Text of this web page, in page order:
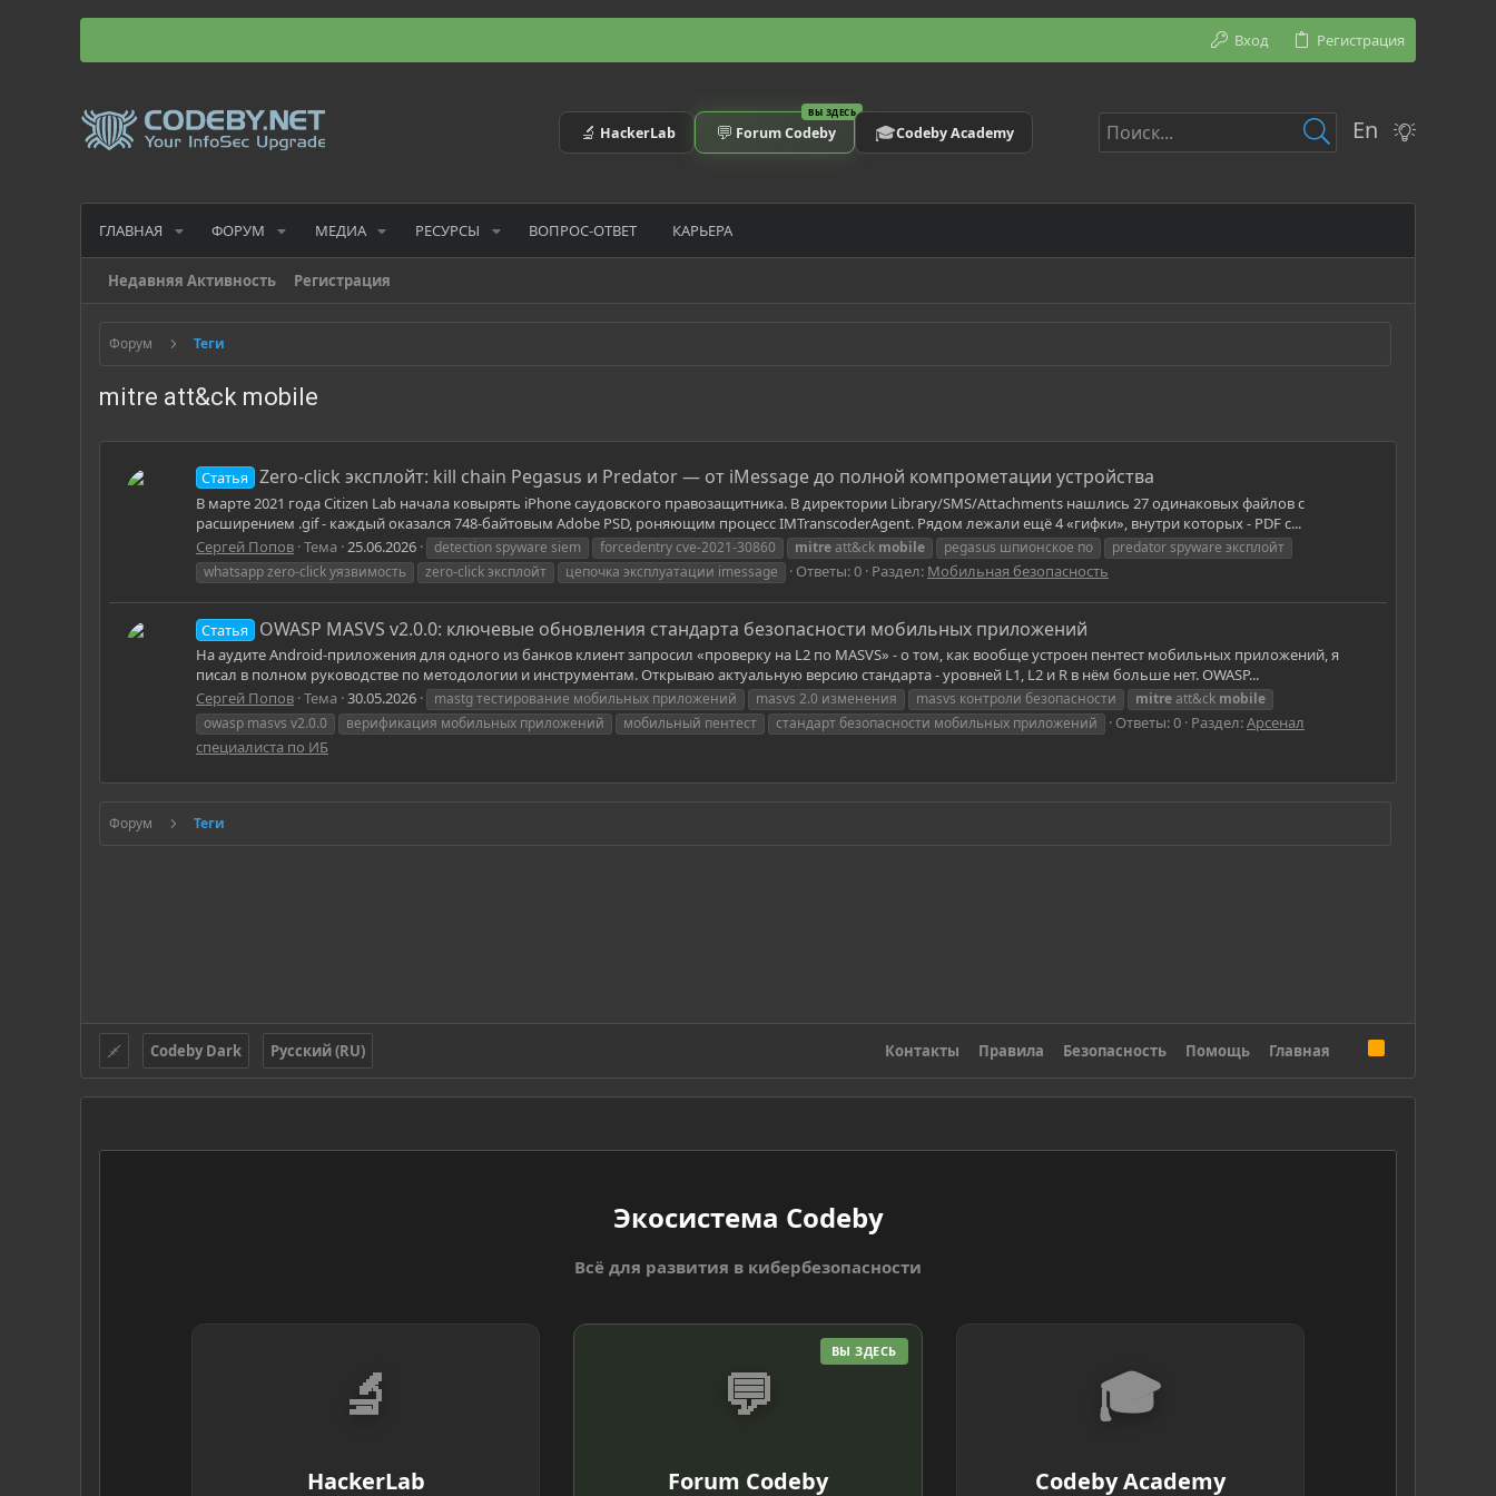
Вход Регистрация
🔬 HackerLab
ВЫ ЗДЕСЬ
💬 Forum Codeby 🎓Codeby Academy En
ГЛАВНАЯ ФОРУМ МЕДИА РЕСУРСЫ ВОПРОС-ОТВЕТ КАРЬЕРА
Недавняя Активность Регистрация
Форум Теги
mitre att&ck mobile
Статья Zero-click эксплойт: kill chain Pegasus и Predator — от iMessage до полной компрометации устройства
В марте 2021 года Citizen Lab начала ковырять iPhone саудовского правозащитника. В директории Library/SMS/Attachments нашлись 27 одинаковых файлов с
расширением .gif - каждый оказался 748-байтовым Adobe PSD, роняющим процесс IMTranscoderAgent. Рядом лежали ещё 4 «гифки», внутри которых - PDF с...
Сергей Попов Тема 25.06.2026 detection spyware siem forcedentry cve-2021-30860 mitreatt&ck mobile pegasus шпионское по
predator spyware эксплойт
whatsapp zero-click уязвимость
zero-click эксплойт цепочка эксплуатации imessage Ответы: 0 Раздел: Мобильная безопасность
Статья OWASP MASVS v2.0.0: ключевые обновления стандарта безопасности мобильных приложений
На аудите Android-приложения для одного из банков клиент запросил «проверку на L2 по MASVS» - о том, как вообще устроен пентест мобильных приложений, я
писал в полном руководстве по методологии и инструментам. Открываю актуальную версию стандарта - уровней L1, L2 и R в нём больше нет. OWASP...
Сергей Попов Тема 30.05.2026 mastg тестирование мобильных приложений masvs 2.0 изменения masvs контроли безопасности mitreatt&ck mobile
owasp masvs v2.0.0
верификация мобильных приложений мобильный пентест стандарт безопасности мобильных приложений Ответы: 0 Раздел:Арсенал
специалиста по ИБ
Форум Теги
Codeby Dark Русский (RU) Контакты Правила Безопасность Помощь Главная
S
Экосистема Codeby
Всё для развития в кибербезопасности
🔬
HackerLab
ВЫ ЗДЕСЬ
💬
Forum Codeby
🎓
Codeby Academy